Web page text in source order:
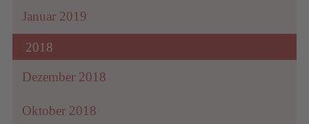
Januar 2019
2018
Dezember 2018
Oktober 2018